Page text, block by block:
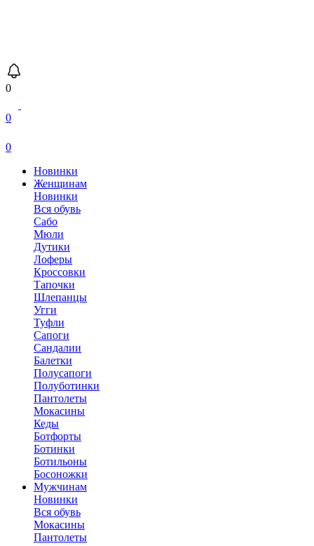
0
0
0
Новинки
Женщинам
Новинки
Вся обувь
Сабо
Мюли
Дутики
Лоферы
Кроссовки
Тапочки
Шлепанцы
Угги
Туфли
Сапоги
Сандалии
Балетки
Полусапоги
Полуботинки
Пантолеты
Мокасины
Кеды
Ботфорты
Ботинки
Ботильоны
Босоножки
Мужчинам
Новинки
Вся обувь
Мокасины
Пантолеты